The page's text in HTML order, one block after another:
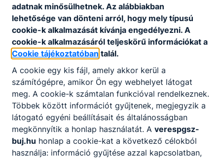
Tervezett képzéseink felnőtteknek
Tanuljon szakmát, vagy szerezzen érettségit ingyenes
képzéseinken.
2026. júl. 8.
adatnak minősülhetnek. Az alábbiakban
lehetősége van dönteni arról, hogy mely típusú
cookie-k alkalmazását kívánja engedélyezni. A
cookie-k alkalmazásáról teljeskörű információkat a
Cookie tájékoztatóban talál.
A cookie egy kis fájl, amely akkor kerül a
számítógépre, amikor Ön egy webhelyet látogat
meg. A cookie-k számtalan funkcióval rendelkeznek.
Többek között információt gyűjtenek, megjegyzik a
látogató egyéni beállításait és általánosságban
megkönnyítik a honlap használatát. A verespgsz-
buj.hu honlap a cookie-kat a következő célokból
használja: információ gyűjtése azzal kapcsolatban,